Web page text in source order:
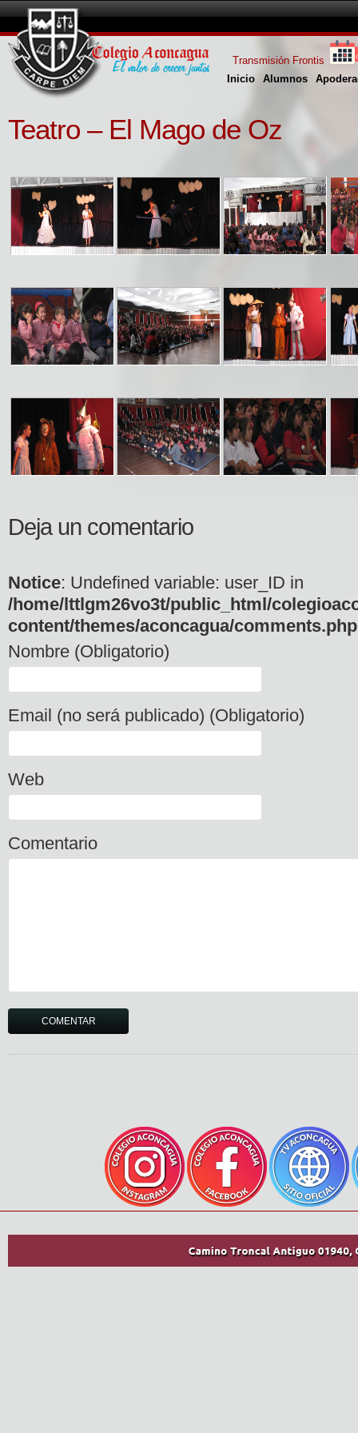
Inicio Alumnos
Transmisión Frontis
Teatro – El Mago de Oz
Deja un comentario
Notice: Undefined variable: user_ID in
/home/lttlgm26vo3t/public_html/
content/themes/aconcagua/comments.php
Nombre (Obligatorio)
Email (no será publicado) (Obligatorio)
Web
Comentario